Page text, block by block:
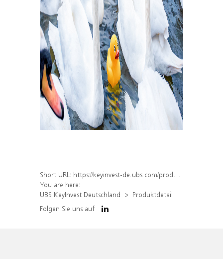
Short URL: https://keyinvest-de.ubs.com/produkt/detail/index/isin/DE000WA5GBJ6
You are here:
UBS KeyInvest Deutschland
Produktdetail
Folgen Sie uns auf